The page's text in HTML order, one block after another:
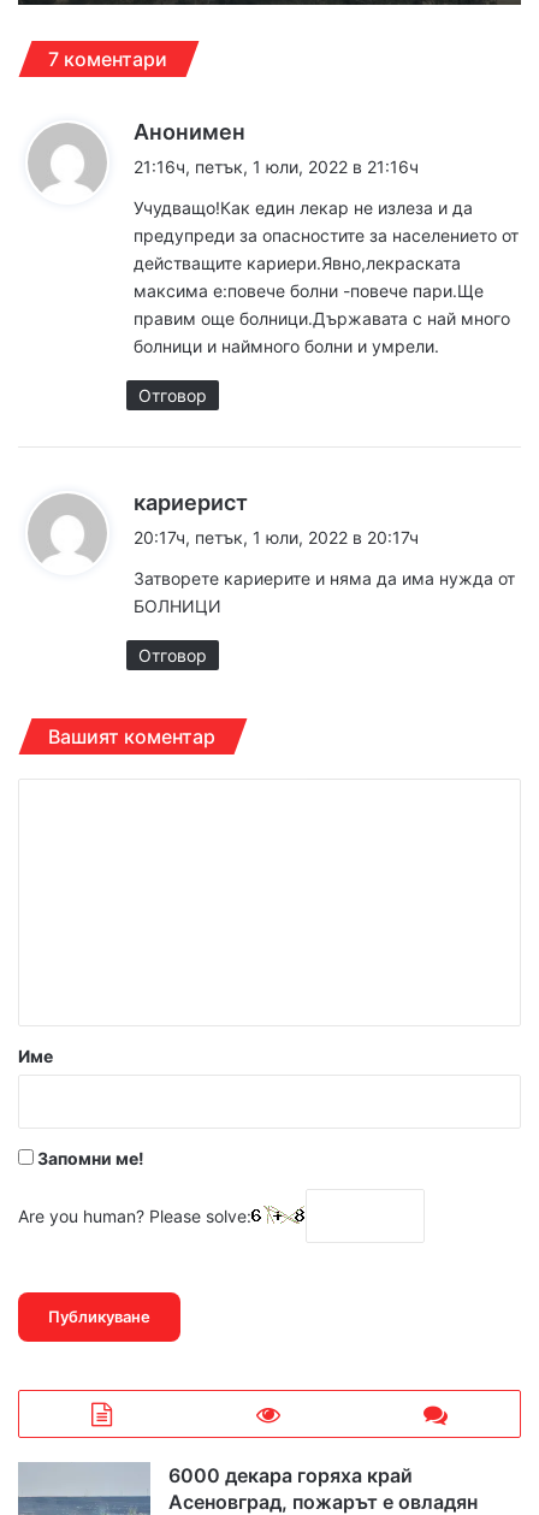
7 коментари
Анонимен
а
а
:
21:16ч, петък, 1 юли, 2022 в 21:16ч
Учудващо!Как един лекар не излеза и да
предупреди за опасностите за населението от
действащите кариери.Явно,лекраската
максима е:повече болни -повече пари.Ще
правим още болници.Държавата с най много
болници и наймного болни и умрели.
Отговор
кариерист
а
а
20:17ч, петък, 1 юли, 2022 в 20:17ч
Затворете кариерите и няма да има нужда от
БОЛНИЦИ
Отговор
Вашият коментар
р
Име
Запомни ме!
Are you human? Please solve:
6000 декара горяха край
Асеновград, пожарът е овладян